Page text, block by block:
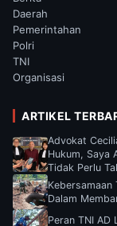
Daerah
Pemerintahan
Polri
TNI
Organisasi
ARTIKEL
Advokat
Hukum, Saya
Tidak Perlu
Dalam
Peran TNI AD